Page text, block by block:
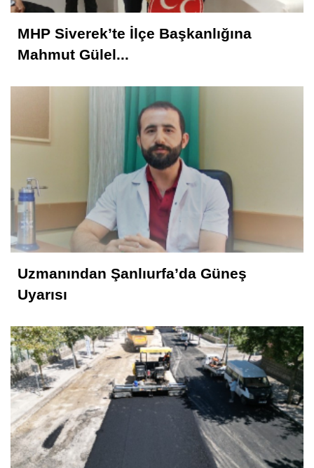
MHP Siverek’te İlçe Başkanlığına
Mahmut Gülel...
Uzmanından Şanlıurfa’da Güneş
Uyarısı